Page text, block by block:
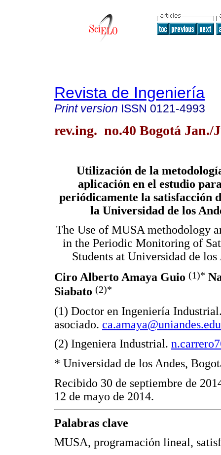
Revista de Ingeniería
Print version ISSN 0121-4993
rev.ing. no.40 Bogotá Jan./
Utilización de la
aplicación en el estudio
periódicamente la satisfacción
la Universidad de los
The Use of MUSA methodology
in the Periodic Monitoring of
Students at Universidad de
Ciro Alberto Amaya Guio (1)*
Siabato (2)*
(1) Doctor en Ingeniería
asociado.
(2) Ingeniera Industrial.
* Universidad de los Andes,
Recibido 30 de septiembre de
12 de mayo de 2014.
Palabras clave
MUSA, programación lineal,